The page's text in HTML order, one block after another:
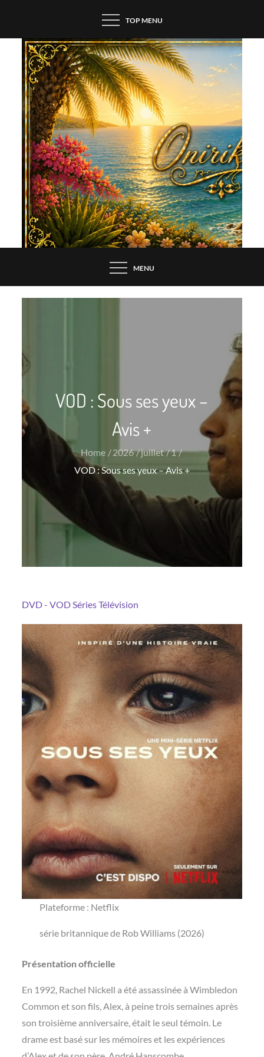
content
TOP MENU
MENU
VOD : Sous ses yeux –
Avis +
Home 2026 juillet
1
VOD : Sous ses yeux – Avis +
DVD - VODSériesTélévision
Plateforme : Netflix
série britannique de Rob Williams (2026)
Présentation officielle
En 1992, Rachel Nickell a été assassinée à Wimbledon
Common et son fils, Alex, à peine trois semaines après
son troisième anniversaire, était le seul témoin. Le
drame est basé sur les mémoires et les expériences